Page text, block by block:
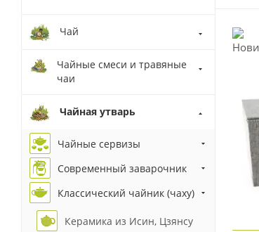
Чай
Чайные смеси и травяные
чаи
Чайная утварь
Чайные сервизы
Современный заварочник
Классический чайник (чаху)
Керамика из Исин, Цзянсу